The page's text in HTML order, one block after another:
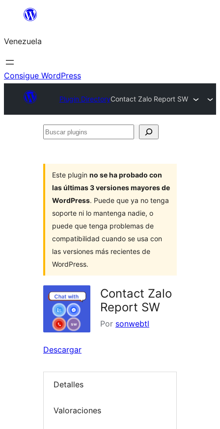
Saltar
contenido
Venezuela
Consigue WordPress
Plugin DirectoryContact Zalo Report SW
Buscar
Este plugin no se ha probado con
las últimas 3 versiones mayores de
WordPress. Puede que ya no tenga
soporte ni lo mantenga nadie, o
puede que tenga problemas de
compatibilidad cuando se usa con
las versiones más recientes de
WordPress.
Contact Zalo
Report SW
Por sonwebtl
Descargar
Detalles
Valoraciones